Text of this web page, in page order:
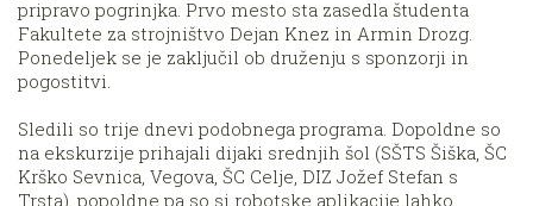
pripravo pogrinjka. Prvo mesto sta zasedla študenta
Fakultete za strojništvo Dejan Knez in Armin Drozg.
Ponedeljek se je zaključil ob druženju s sponzorji in
pogostitvi.
Sledili so trije dnevi podobnega programa. Dopoldne so
na ekskurzije prihajali dijaki srednjih šol (SŠTS Šiška, ŠC
Krško Sevnica, Vegova, ŠC Celje, DIZ Jožef Stefan s
Trsta), popoldne pa so si robotske aplikacije lahko